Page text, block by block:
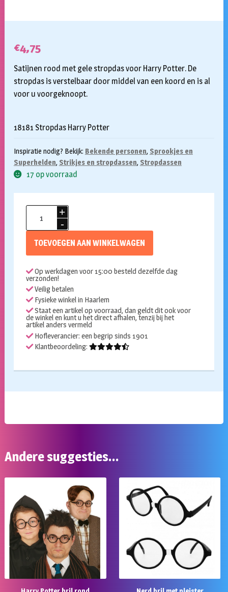
€4,75
Satijnen rood met gele stropdas voor Harry Potter. De
stropdas is verstelbaar door middel van een koord en is al
voor u voorgeknoopt.
18181 Stropdas Harry Potter
Inspiratie nodig? Bekijk: Bekende personen, Sprookjes en
Superhelden, Strikjes en stropdassen, Stropdassen
17 op voorraad
Potter
TOEVOEGEN AAN WINKELWAGEN
Op werkdagen voor 15:00 besteld dezelfde dag
verzonden!
Veilig betalen
Fysieke winkel in Haarlem
Staat een artikel op voorraad, dan geldt dit ook voor
de winkel en kunt u het direct afhalen, tenzij bij het
artikel anders vermeld
Hofleverancier: een begrip sinds 1901
Klantbeoordeling:
Andere suggesties…